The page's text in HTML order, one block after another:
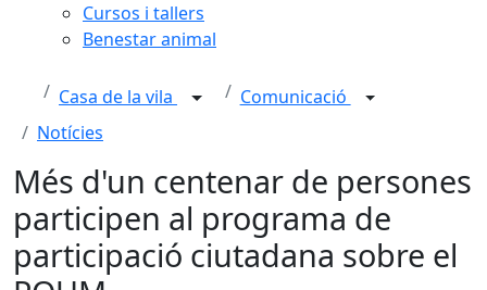
Cursos i tallers
Benestar animal
Casa de la vila
Comunicació
Notícies
Més d'un centenar de persones
participen al programa de
participació ciutadana sobre el